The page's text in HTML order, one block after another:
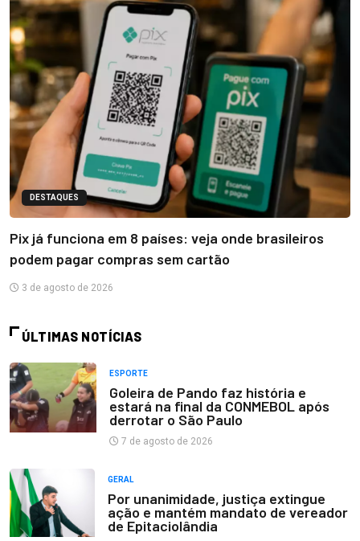
DESTAQUES
Pix já funciona em 8 países: veja onde brasileiros
podem pagar compras sem cartão
3 de agosto de 2026
ÚLTIMAS NOTÍCIAS
ESPORTE
Goleira de Pando faz história e
estará na final da CONMEBOL após
derrotar o São Paulo
7 de agosto de 2026
GERAL
Por unanimidade, justiça extingue
ação e mantém mandato de vereador
de Epitaciolândia